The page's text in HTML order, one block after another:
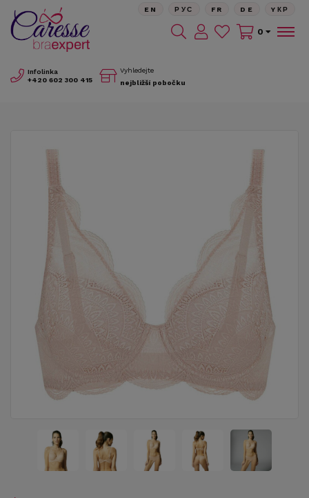
Infolinka
+420 602 300 415
Vyhledejte
nejbližší pobočku
EN РУС FR DE YКР
0